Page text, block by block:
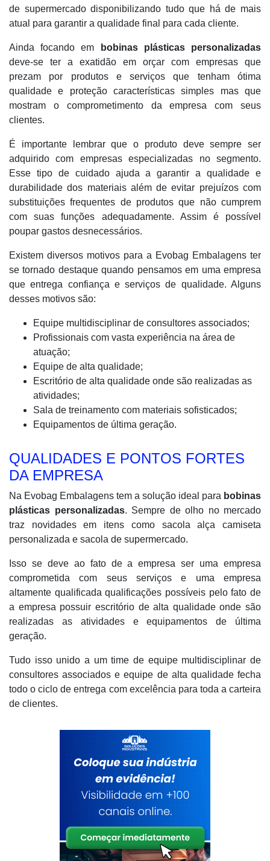
de supermercado disponibilizando tudo que há de mais
atual para garantir a qualidade final para cada cliente.
Ainda focando em
bobinas plásticas personalizadas
deve-se ter a exatidão em orçar com empresas que
prezam por produtos e serviços que tenham ótima
qualidade e proteção características simples mas que
mostram o comprometimento da empresa com seus
clientes.
É importante lembrar que o produto deve sempre ser
adquirido com empresas especializadas no segmento.
Esse tipo de cuidado ajuda a garantir a qualidade e
durabilidade dos materiais além de evitar prejuízos com
substituições frequentes de produtos que não cumprem
com suas funções adequadamente. Assim é possível
poupar gastos desnecessários.
Existem diversos motivos para a Evobag Embalagens ter
se tornado destaque quando pensamos em uma empresa
que entrega confiança e serviços de qualidade. Alguns
desses motivos são:
Equipe multidisciplinar de consultores associados;
Profissionais com vasta experiência na área de
atuação;
Equipe de alta qualidade;
Escritório de alta qualidade onde são realizadas as
atividades;
Sala de treinamento com materiais sofisticados;
Equipamentos de última geração.
QUALIDADES E PONTOS FORTES
DA EMPRESA
Na Evobag Embalagens tem a solução ideal para bobinas
plásticas personalizadas. Sempre de olho no mercado
traz novidades em itens como sacola alça camiseta
personalizada e sacola de supermercado.
Isso se deve ao fato de a empresa ser uma empresa
comprometida com seus serviços e uma empresa
altamente qualificada qualificações possíveis pelo fato de
a empresa possuir escritório de alta qualidade onde são
realizadas as atividades e equipamentos de última
geração.
Tudo isso unido a um time de equipe multidisciplinar de
consultores associados e equipe de alta qualidade fecha
todo o ciclo de entrega com excelência para toda a carteira
de clientes.